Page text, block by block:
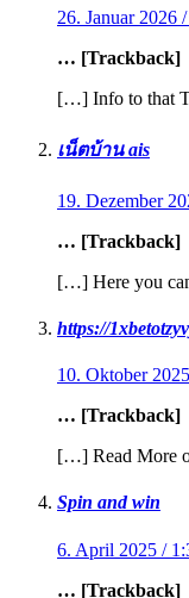
26. Januar 2026
… [Trackback]
[…] Info to that
เน็ตบ้าน ais
19. Dezember
… [Trackback]
[…] Here you
https://
10. Oktober
… [Trackback]
[…] Read More
Spin and win
6. April 2025 /
… [Trackback]